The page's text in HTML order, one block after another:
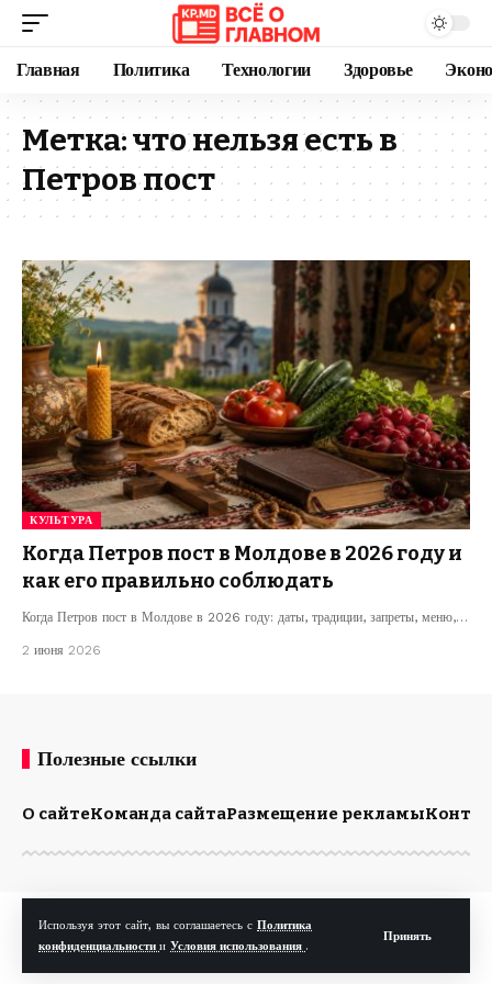
Используя этот сайт, вы соглашаетесь с Политика
конфиденциальности и Условия использования .
Принять
Главная Политика Технологии Здоровье
Метка:что нельзя есть в
Петров пост
КУЛЬТУРА
Когда Петров пост в Молдове в 2026 году и
как его правильно соблюдать
Когда Петров пост в Молдове в 2026 году: даты, традиции, запреты, меню,…
2 июня 2026
Полезные ссылки
О сайтеКоманда сайтаРазмещение рекламы
© Kp.md. Все права защищены.